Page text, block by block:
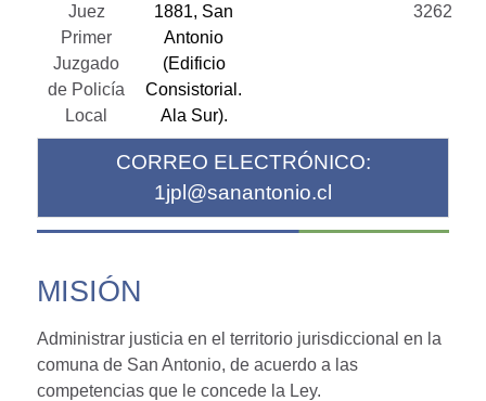
Juez
Primer
Juzgado
de Policía
Local
1881, San
Antonio
(Edificio
Consistorial.
Ala Sur).
3262
CORREO ELECTRÓNICO:
1jpl@sanantonio.cl
MISIÓN
Administrar justicia en el territorio jurisdiccional en la
comuna de San Antonio, de acuerdo a las
competencias que le concede la Ley.